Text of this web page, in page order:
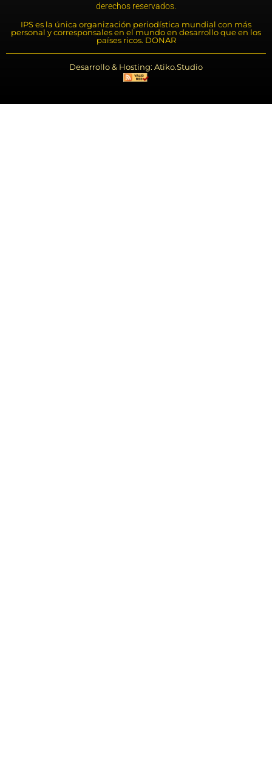
derechos reservados.
IPS es la única organización periodística mundial con más
personal y corresponsales en el mundo en desarrollo que en los
países ricos. DONAR
Desarrollo & Hosting: Atiko.Studio